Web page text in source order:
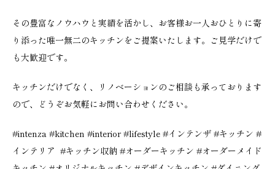
その豊富なノウハウと実績を活かし、お客様お一人おひとりに寄
り添った唯一無二のキッチンをご提案いたします。ご見学だけで
も大歓迎です。
キッチンだけでなく、リノベーションのご相談も承っております
ので、どうぞお気軽にお問い合わせください。
#intenza #kitchen #interior #lifestyle #インテンザ #キッチン #
インテリア #キッチン収納 #オーダーキッチン #オーダーメイド